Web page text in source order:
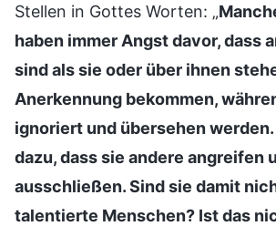
Stellen in Gottes Worten: „
haben immer Angst davor, dass
sind als sie oder über ihnen
Anerkennung bekommen,
ignoriert und übersehen
dazu, dass sie andere angreifen
ausschließen. Sind sie damit
talentierte Menschen? Ist das